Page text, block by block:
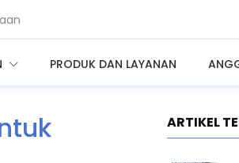
PRODUK DAN LAYANAN
ARTIKEL